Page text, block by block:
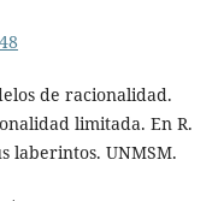
de racionalidad.
limitada. En R.
laberintos. UNMSM.